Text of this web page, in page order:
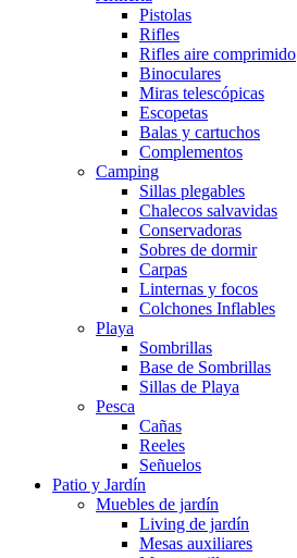
Pistolas
Rifles
Rifles aire comprimido
Binoculares
Miras telescópicas
Escopetas
Balas y cartuchos
Complementos
Camping
Sillas plegables
Chalecos salvavidas
Conservadoras
Sobres de dormir
Carpas
Linternas y focos
Colchones Inflables
Playa
Sombrillas
Base de Sombrillas
Sillas de Playa
Pesca
Cañas
Reeles
Señuelos
Patio y Jardín
Muebles de jardín
Living de jardín
Mesas auxiliares